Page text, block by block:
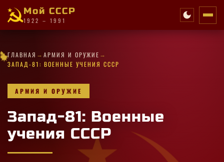
Мой СССР
1922 – 1991
·✦
·★
·
✦
★
★
★
✧
·
·★
★
·
★
★
·✦
✦
✧
✧
✦
★
★
✧
★
·
· ГЛАВНАЯ → АРМИЯ И ОРУЖИЕ →
ЗАПАД-81: ВОЕННЫЕ УЧЕНИЯ СССР
АРМИЯ И ОРУЖИЕ
Запад-81: Военные
учения СССР